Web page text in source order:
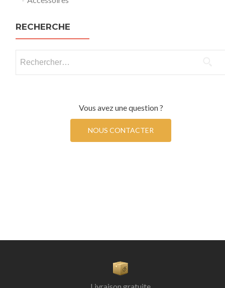
RECHERCHE
Vous avez une question ?
NOUS CONTACTER